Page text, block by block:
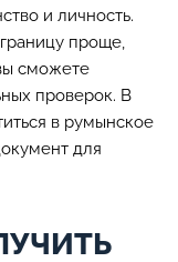
и личность.
проще,
сможете
проверок. В
в румынское
для